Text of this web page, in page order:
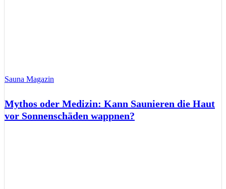
Sauna Magazin
Mythos oder Medizin: Kann Saunieren die Haut
vor Sonnenschäden wappnen?